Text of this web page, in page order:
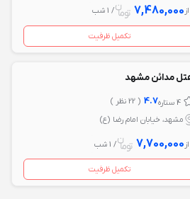
از 7,480,000 / 1 شب
تکمیل ظرفیت
مدائن مشهد
4 ستاره 4.7 ( 22 نظر )
مشهد، خیابان امام رضا (ع)
از 7,700,000 / 1 شب
تکمیل ظرفیت